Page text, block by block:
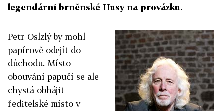
legendární brněnské Husy na provázku.
Petr Oslzlý by mohl
papírově odejít do
důchodu. Místo
obouvání papučí se ale
chystá obhájit
ředitelské místo v